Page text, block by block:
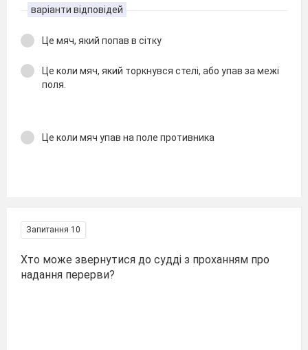
варіанти відповідей
Це мяч, який попав в сітку
Це коли мяч, який торкнувся стелі, або упав за межі
поля.
Це коли мяч упав на поле противника
Запитання 10
Хто може звернутися до судді з проханням про
надання перерви?